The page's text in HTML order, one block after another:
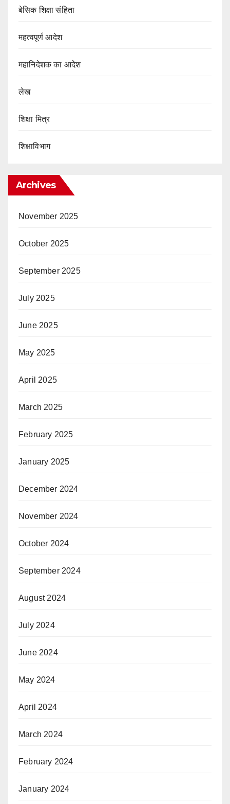
बेसिक शिक्षा संहिता
महत्वपूर्ण आदेश
महानिदेशक का आदेश
लेख
शिक्षा मित्र
शिक्षाविभाग
Archives
November 2025
October 2025
September 2025
July 2025
June 2025
May 2025
April 2025
March 2025
February 2025
January 2025
December 2024
November 2024
October 2024
September 2024
August 2024
July 2024
June 2024
May 2024
April 2024
March 2024
February 2024
January 2024